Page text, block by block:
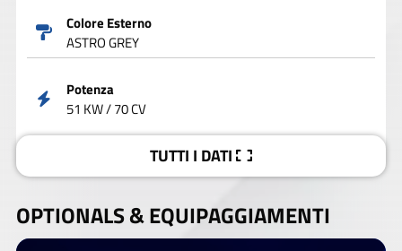
Colore Esterno
ASTRO GREY
Potenza
51 KW / 70 CV
TUTTI I DATI
OPTIONALS &EQUIPAGGIAMENTI